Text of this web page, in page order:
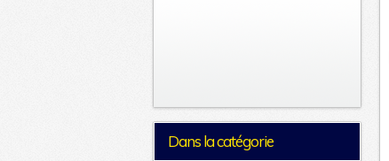
Dans la catégorie